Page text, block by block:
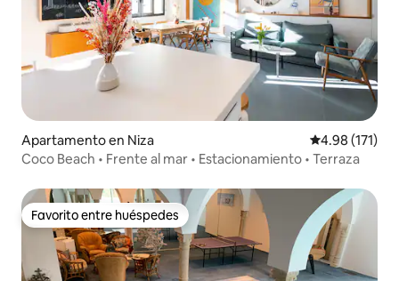
Apartamento en Niza Calificación
4.98 (171)
Coco Beach • Frente al mar • Estacionamiento • Terraza
Favorito entre huéspedes
Favorito entre huéspedes